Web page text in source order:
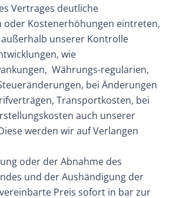
Vertrages deutliche
oder Kostenerhöhungen eintreten,
unserer Kontrolle
wie
Währungs-regularien,
bei Änderungen
Transportkosten, bei
auch unserer
werden wir auf Verlangen
oder der Abnahme des
und der Aushändigung der
Preis sofort in bar zur